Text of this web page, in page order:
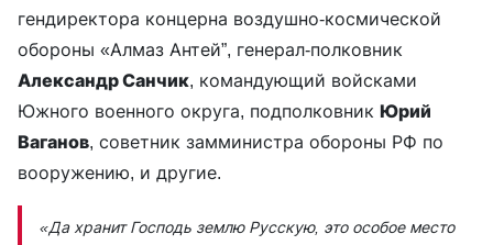
гендиректора концерна воздушно-космической
обороны «Алмаз Антей”, генерал-полковник
Александр Санчик, командующий войсками
Южного военного округа, подполковник Юрий
Ваганов, советник замминистра обороны РФ по
вооружению, и другие.
«Да хранит Господь землю Русскую, это особое место